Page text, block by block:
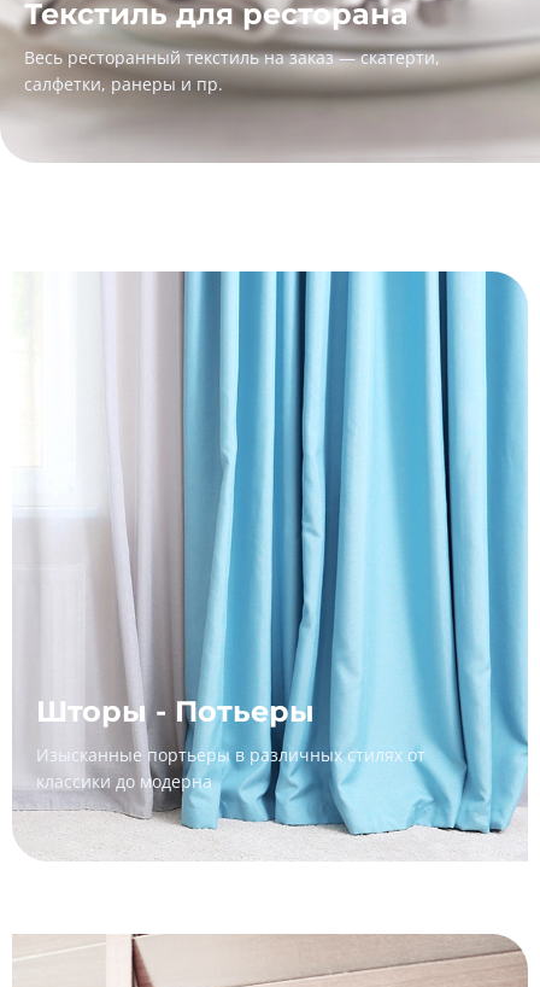
Текстиль для ресторана
Весь ресторанный текстиль на заказ — скатерти,
салфетки, ранеры и пр.
Шторы - Потьеры
Изысканные портьеры в различных стилях от
классики до модерна